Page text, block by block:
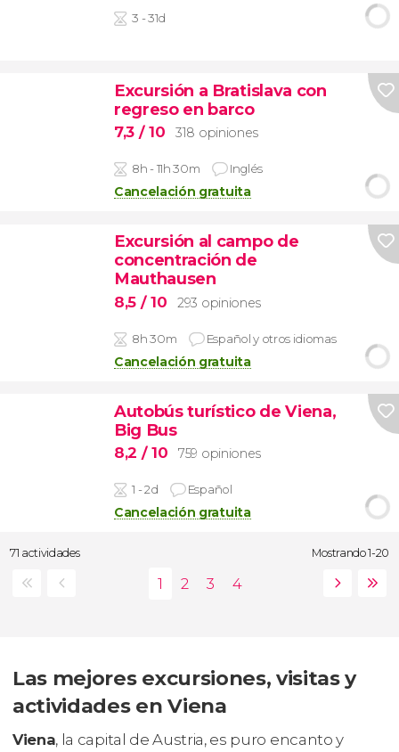
3 - 31d
Excursión a Bratislava con
regreso en barco
7,3 / 10 318 opiniones
8h - 11h 30m Inglés
Cancelación gratuita
Excursión al campo de
concentración de
Mauthausen
8,5 / 10 293 opiniones
8h 30m Español y otros idiomas
Cancelación gratuita
Autobús turístico de Viena,
Big Bus
8,2 / 10 759 opiniones
1 - 2d Español
Cancelación gratuita
71 actividades Mostrando 1-20
Las mejores excursiones, visitas y
actividades en Viena
Viena, la capital de Austria, es puro encanto y